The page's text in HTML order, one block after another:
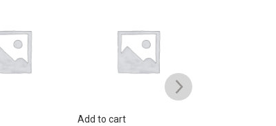
Read more